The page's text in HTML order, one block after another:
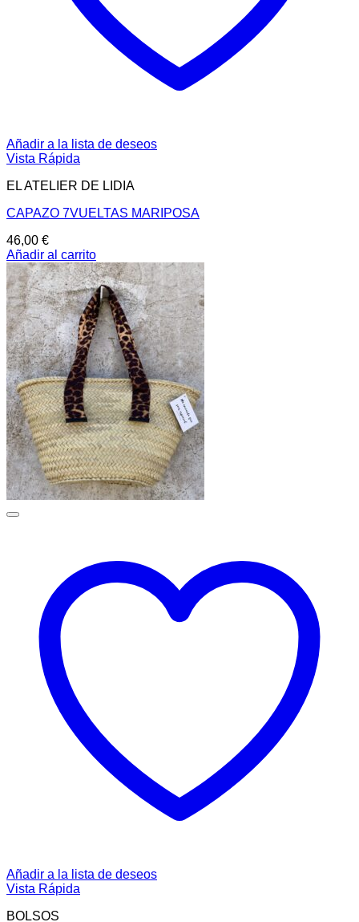
Añadir a la lista de deseos
Vista Rápida
EL ATELIER DE LIDIA
CAPAZO 7VUELTAS MARIPOSA
46,00 €
Añadir al carrito
Añadir a la lista de deseos
Vista Rápida
BOLSOS